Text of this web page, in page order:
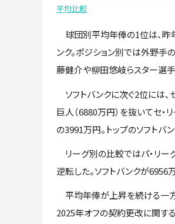
平均比較
球団別平均年俸の1位は、昨
ンク。ポジション別では外野手
藤健介や柳田悠岐らスター選
ソフトバンクに次ぐ2位には
巨人（6880万円）を抜いてセ
の3991万円。トップのソフトバ
リーグ別の比較ではパ・リー
逆転した。ソフトバンクが
平均年俸が上昇を続ける一方
2025年オフの契約更改に関す